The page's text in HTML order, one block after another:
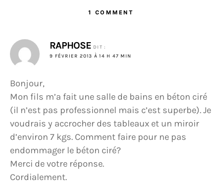
1 COMMENT
RAPHOSE DIT :
9 FÉVRIER 2013 À 14 H 47 MIN
Bonjour,
Mon fils m’a fait une salle de bains en béton ciré
(il n’est pas professionnel mais c’est superbe). Je
voudrais y accrocher des tableaux et un miroir
d’environ 7 kgs. Comment faire pour ne pas
endommager le béton ciré?
Merci de votre réponse.
Cordialement.